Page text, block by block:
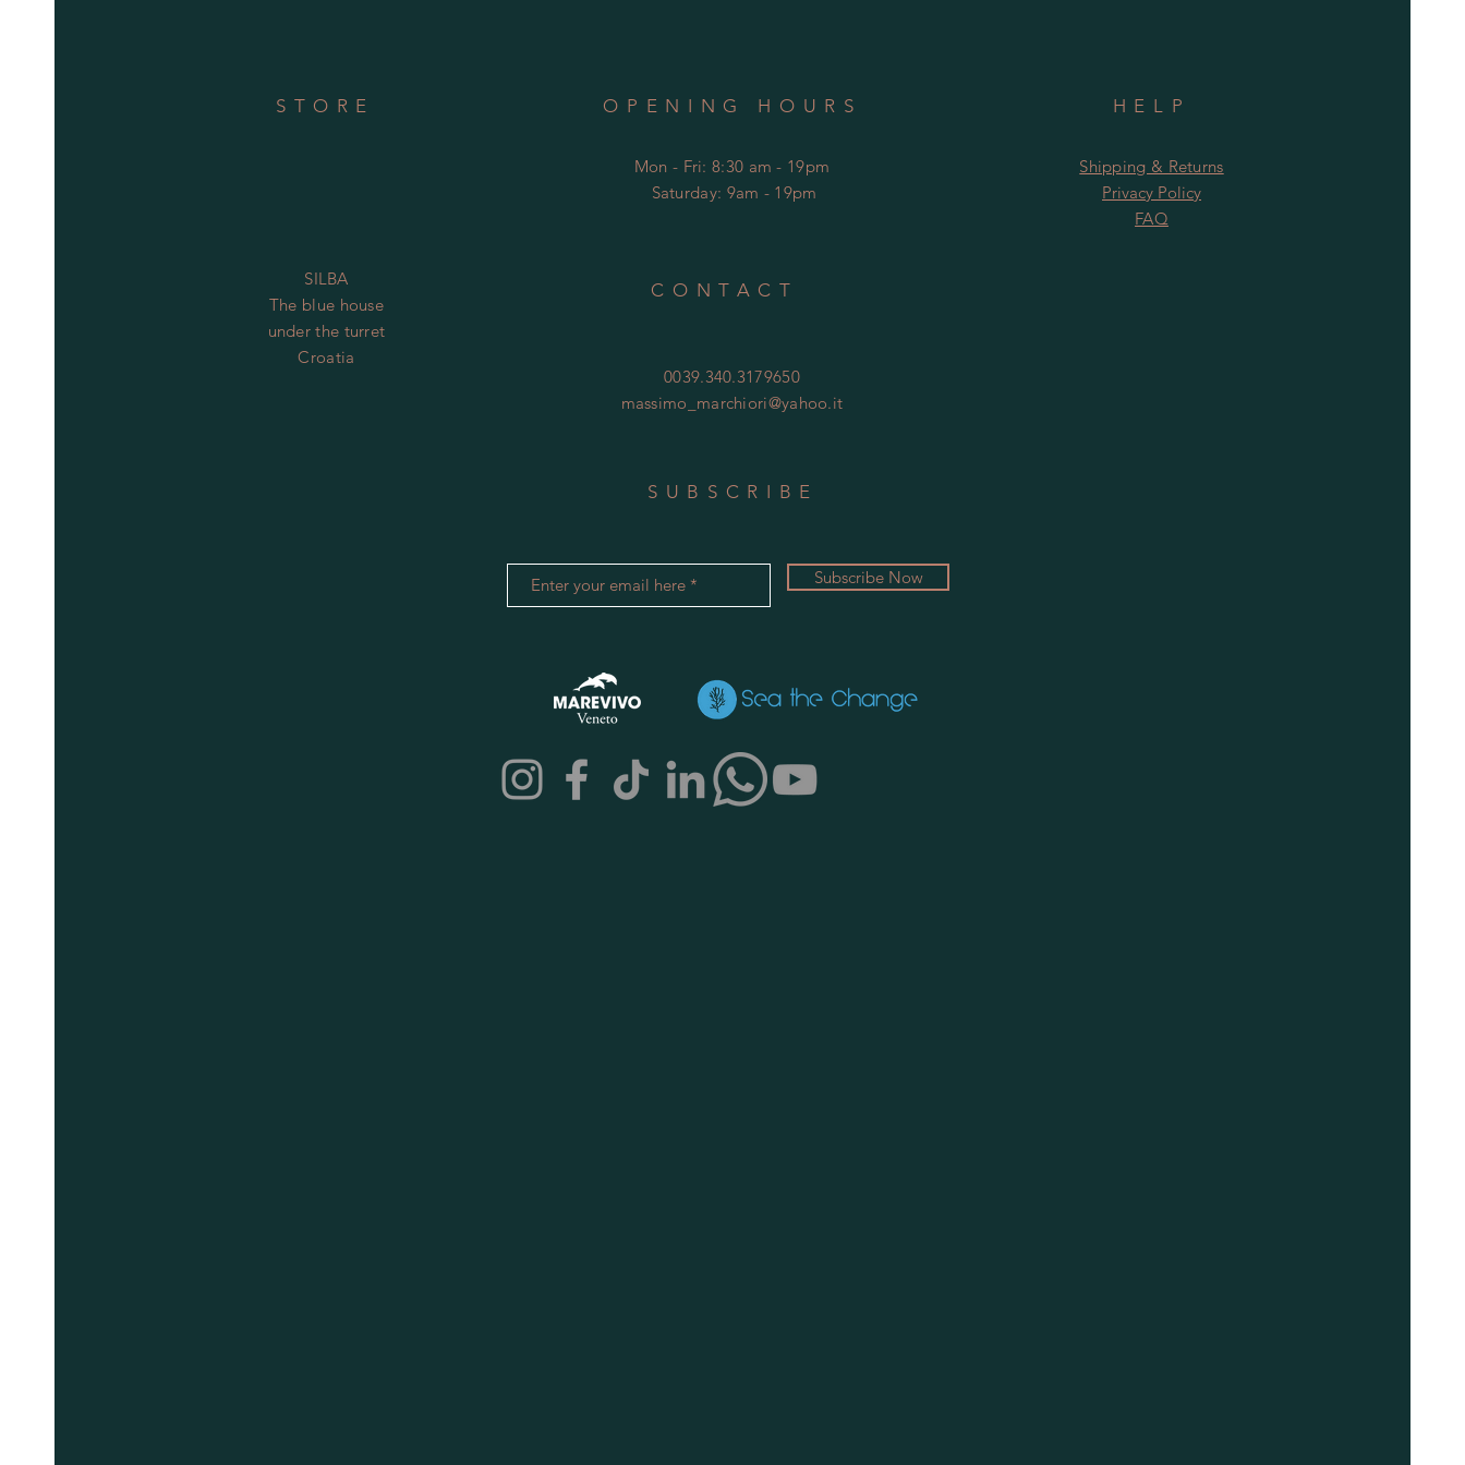
STORE OPENING HOURS
Mon - Fri: 8:30 am - 19pm
Saturday: 9am - 19pm
SILBA
The blue house
under the turret
Croatia
CONTACT
0039.340.3179650
massimo_marchiori@yahoo.it
SUBSCRIBE
Subscribe Now
HELP
Shipping & Returns
Privacy Policy
FAQ